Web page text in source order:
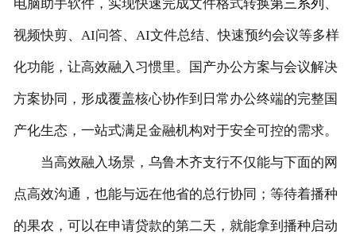
电脑助手软件，实现快速完成文件格式转换第三系列 、
视频快剪、AI问答、AI文件总结、快速预约会议等多样
化功能，让高效融入习惯里。国产办公方案与会议解决
方案协同，形成覆盖核心协作到日常办公终端的完整国
产化生态，一站式满足金融机构对于安全可控的需求。
当高效融入场景，乌鲁木齐支行不仅能与下面的网
点高效沟通，也能与远在他省的总行协同；等待着播种
的果农，可以在申请贷款的第二天，就能拿到播种启动